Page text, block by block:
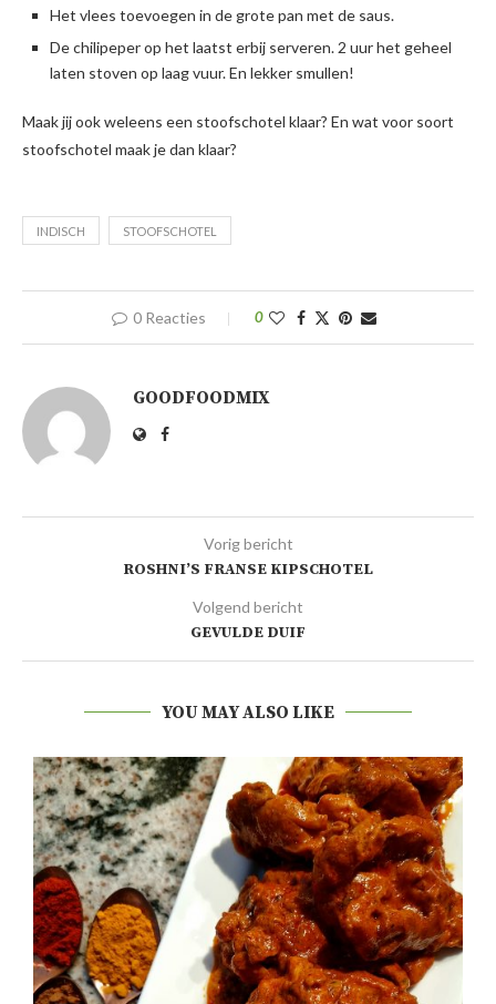
Het vlees toevoegen in de grote pan met de saus.
De chilipeper op het laatst erbij serveren. 2 uur het geheel
laten stoven op laag vuur. En lekker smullen!
Maak jij ook weleens een stoofschotel klaar? En wat voor soort
stoofschotel maak je dan klaar?
INDISCH STOOFSCHOTEL
0 Reacties 0
GOODFOODMIX
Vorig bericht
ROSHNI’S FRANSE KIPSCHOTEL
Volgend bericht
GEVULDE DUIF
YOU MAY ALSO LIKE